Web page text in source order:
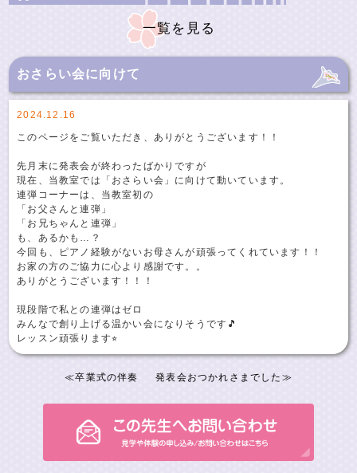
一覧を見る
おさらい会に向けて
2024.12.16
このページをご覧いただき、ありがとうございます！！
先月末に発表会が終わったばかりですが
現在、当教室では「おさらい会」に向けて動いています。
連弾コーナーは、当教室初の
「お父さんと連弾」
「お兄ちゃんと連弾」
も、あるかも…？
今回も、ピアノ経験がないお母さんが頑張ってくれています！！
お家の方のご協力に心より感謝です。。
ありがとうございます！！！
現段階で私との連弾はゼロ
みんなで創り上げる温かい会になりそうです🎵
レッスン頑張ります⭐︎
≪卒業式の伴奏 発表会おつかれさまでした ≫